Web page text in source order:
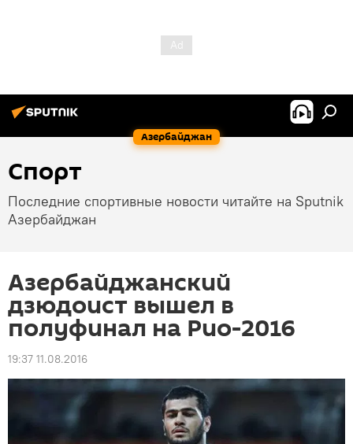
Азербайджан
Спорт
Последние спортивные новости читайте на Sputnik
Азербайджан
Азербайджанский
дзюдоист вышел в
полуфинал на Рио-2016
19:37 11.08.2016